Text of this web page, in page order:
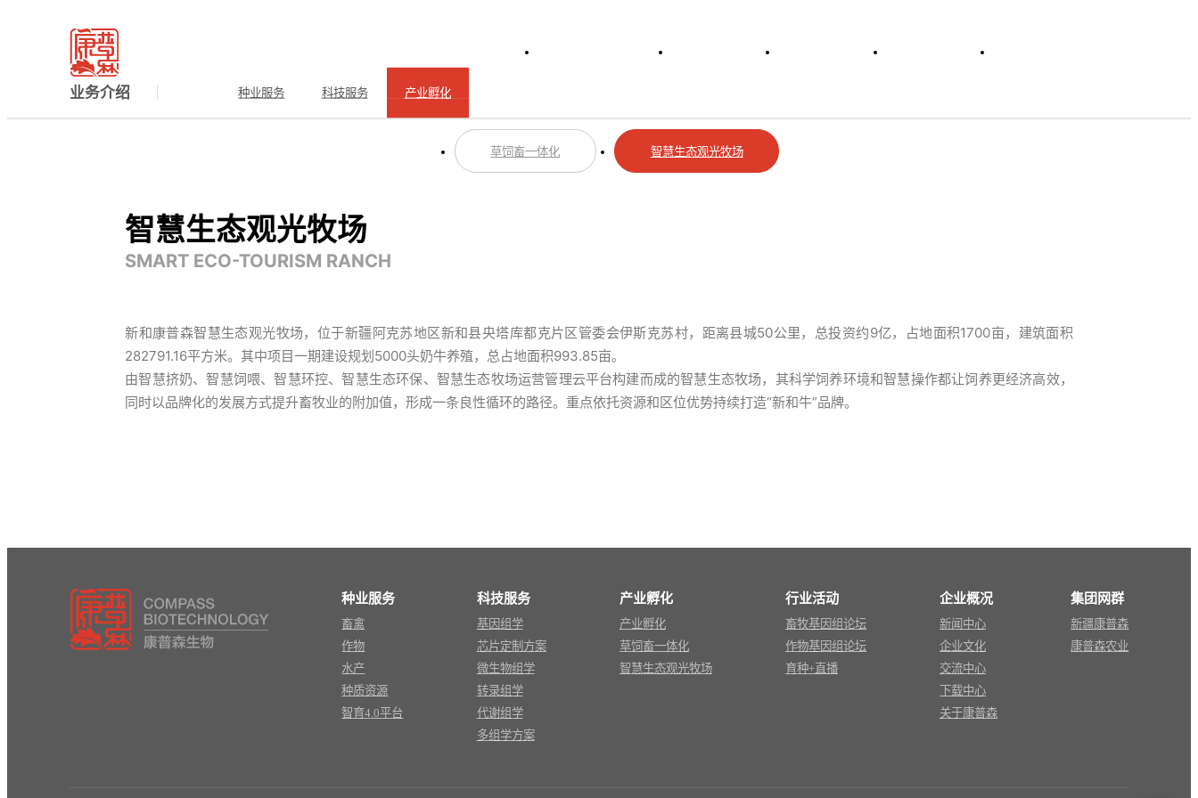
产业孵化
INDUSTRY INCUBATION
业务介绍 种业服务 科技服务 产业孵化
当前所在的位置： > 业务介绍 > 产业孵化 智慧生态观光牧场
草饲畜一体化 智慧生态观光牧场
智慧生态观光牧场
SMART ECO-TOURISM RANCH
新和康普森智慧生态观光牧场，位于新疆阿克苏地区新和县央塔库都克片区管委会伊斯克苏村，距离县城50公里，总投资约9亿，占地面积1700亩，建筑面积
282791.16平方米。其中项目一期建设规划5000头奶牛养殖，总占地面积993.85亩。
由智慧挤奶、智慧饲喂、智慧环控、智慧生态环保、智慧生态牧场运营管理云平台构建而成的智慧生态牧场，其科学饲养环境和智慧操作都让饲养更经济高效，
同时以品牌化的发展方式提升畜牧业的附加值，形成一条良性循环的路径。重点依托资源和区位优势持续打造“新和牛”品牌。
种业服务
畜禽
作物
水产
种质资源
智育4.0平台
科技服务
基因组学
芯片定制方案
微生物组学
转录组学
代谢组学
多组学方案
产业孵化
产业孵化
草饲畜一体化
智慧生态观光牧场
行业活动
畜牧基因组论坛
作物基因组论坛
育种+直播
企业概况
新闻中心
企业文化
交流中心
下载中心
关于康普森
集团网群
新疆康普森
康普森农业